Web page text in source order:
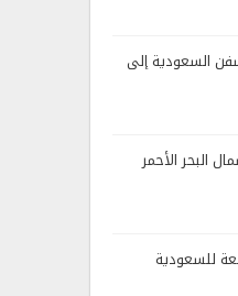
السعودية إلى
البحر الأحمر
للسعودية